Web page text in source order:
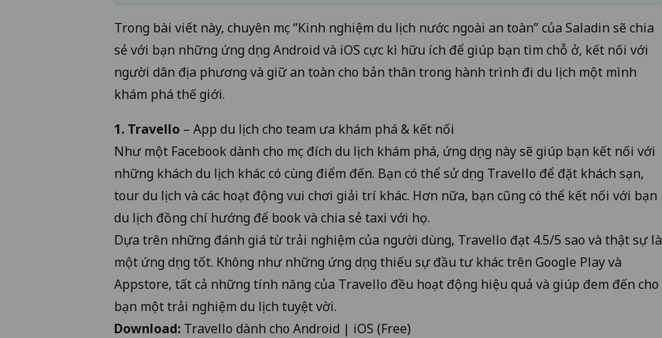
Trong bài viết này, chuyên mục“Kinh nghiệm du lịch nước ngoài an toàn”của Saladin sẽ chia
sẻ với bạn những ứng dụng Android và iOS cực kì hữu ích để giúp bạn tìm chỗ ở, kết nối với
người dân địa phương và giữ an toàn cho bản thân trong hành trình đi du lịch một mình
khám phá thế giới.
1. Travello – App du lịch cho team ưa khám phá & kết nối
Như một Facebook dành cho mục đích du lịch khám phá, ứng dụng này sẽ giúp bạn kết nối với
những khách du lịch khác có cùng điểm đến. Bạn có thể sử dụng Travello để đặt khách sạn,
tour du lịch và các hoạt động vui chơi giải trí khác. Hơn nữa, bạn cũng có thể kết nối với bạn
du lịch đồng chí hướng để book và chia sẻ taxi với họ.
Dựa trên những đánh giá từ trải nghiệm của người dùng, Travello đạt 4.5/5 sao và thật sự là
một ứng dụng tốt. Không như những ứng dụng thiếu sự đầu tư khác trên Google Play và
Appstore, tất cả những tính năng của Travello đều hoạt động hiệu quả và giúp đem đến cho
bạn một trải nghiệm du lịch tuyệt vời.
Download: Travello dành cho Android | iOS (Free)